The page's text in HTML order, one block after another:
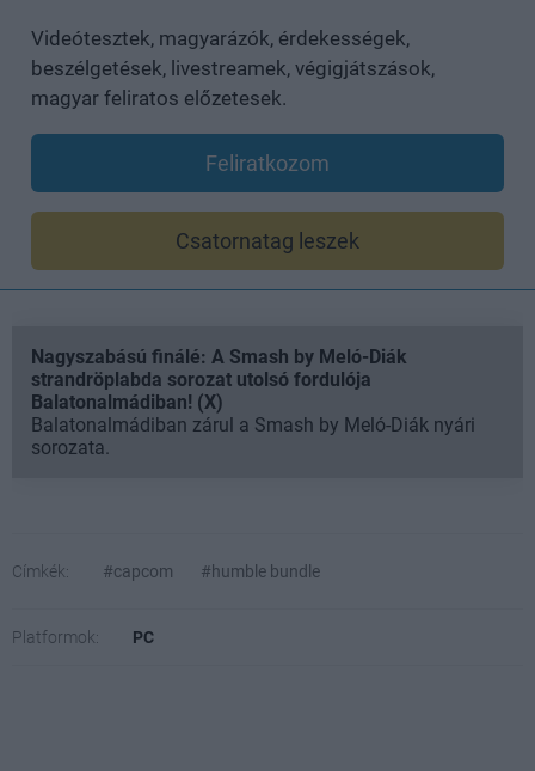
Videótesztek, magyarázók, érdekességek,
beszélgetések, livestreamek, végigjátszások,
magyar feliratos előzetesek.
Feliratkozom
Csatornatag leszek
Nagyszabású finálé: A Smash by Meló-Diák
strandröplabda sorozat utolsó fordulója
Balatonalmádiban! (X)
Balatonalmádiban zárul a Smash by Meló-Diák nyári
sorozata.
Címkék: #capcom #humble bundle
Platformok: PC